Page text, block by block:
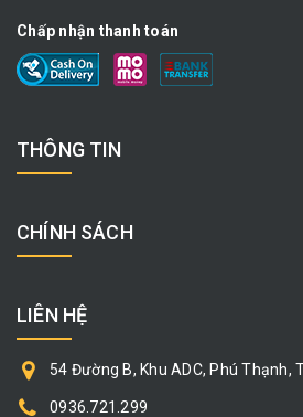
Chấp nhận thanh toán
THÔNG TIN
CHÍNH SÁCH
LIÊN HỆ
54 Đường B, Khu ADC, Phú Thạnh,
0936.721.299